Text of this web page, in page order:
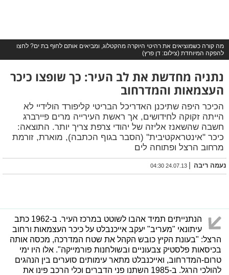
מה קורה כשמוציאים את רהיטי היוקרה מהקטלוג, ומביאים אותם לחוף בת ים? לחצו
להפקה המיוחדת (צילום: דן פרץ)
נתניה מחדשת את לב העיר: כך שופצו כיכר
העצמאות והמדרחוב
הכיכר היפה שתיכנן האדריכל הבריטי קליפורד הולידיי לא
הייתה זקוקה לחידושים, אך ראשת העירייה מרים פיירברג
חשבה שהשאנז אליזה של יהודי צרפת צריך יותר. התוצאה:
כיכר "אינטראקטיבית'' (הסבר בגוף הכתבה), מוארת, זורמת
מרחוב הרצל ופתוחה לים
נעמה ריבה |
24.07.13 04:30
הנתנייתים תמיד אהבו לשוטט במרכז העיר. ב-1962 כתב
עיתונאי "מעריב" יעקב אייכנבלט על כיכר העצמאות ורחוב
הרצל: "בעונת הקיץ כובש הקהל את שטח המדרכה, מכסה אותה
בכיסאות פלסטיק צבעוניים ובשולחנות פורמייקה". אלו היו ימי
טרום-המדרחוב, ואייכנבלט מתאר עימותים סוערים בין הנהגים
להולכי הרגל. ב-1985 השתנו פני הדברים וכלי הרכב פינו את